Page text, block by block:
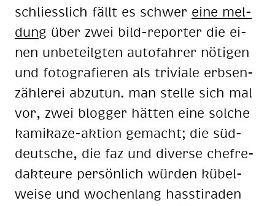
schliess­lich fällt es schwer eine mel­
dung über zwei bild-re­por­ter die ei­
nen un­be­teilg­ten au­to­fah­rer nö­ti­gen
und fo­to­gra­fie­ren als tri­via­le erb­sen­
zäh­le­rei ab­zu­tun. man stel­le sich mal
vor, zwei blog­ger hät­ten eine sol­che
ka­mi­ka­ze-ak­ti­on ge­macht; die süd­
deut­sche, die faz und di­ver­se chef­re­
dak­teu­re per­sön­lich wür­den kü­bel­
wei­se und wo­chen­lang hass­ti­ra­den